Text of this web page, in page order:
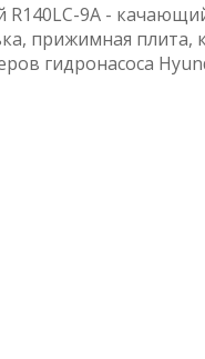
R140LC-9A -
прижимная плита,
гидронасоса